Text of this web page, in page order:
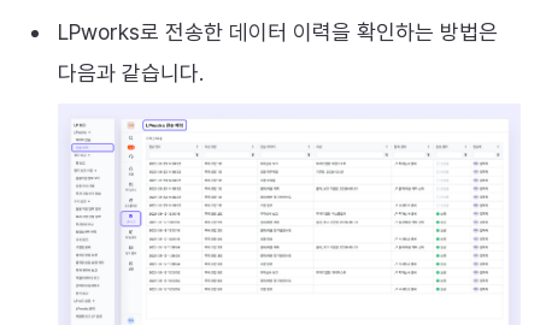
LPworks로 전송한 데이터 이력을 확인하는 방법은
다음과 같습니다.